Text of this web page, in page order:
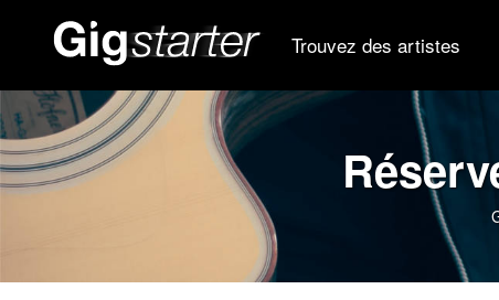
Trouvez des artistes